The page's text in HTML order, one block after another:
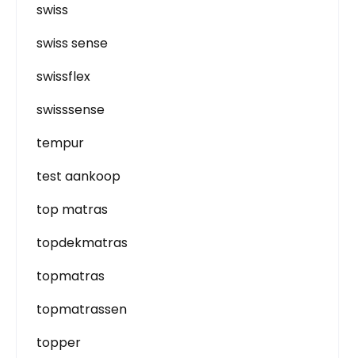
swiss
swiss sense
swissflex
swisssense
tempur
test aankoop
top matras
topdekmatras
topmatras
topmatrassen
topper